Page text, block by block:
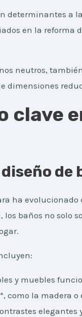
determinantes a
en la reforma
neutros,
dimensiones
clave
de
ha
baños no solo
y muebles
como la madera o
elegantes